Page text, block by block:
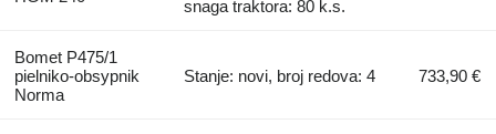
snaga traktora: 80 k.s.
Bomet P475/1
pielniko-obsypnik
Norma
Stanje: novi, broj redova: 4 733,90 €